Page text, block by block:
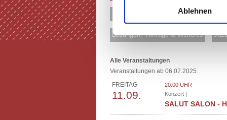
Ablehnen
Comedy & Kabarett
Lesungen, Vorträge & Weiteres
Alle Veranstaltungen
Veranstaltungen ab 06.07.2025
FREITAG
11.09.
20:00 UHR
Konzert |
SALUT SALON -